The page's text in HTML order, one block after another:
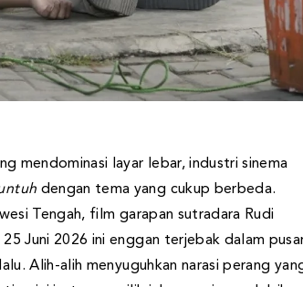
mendominasi layar lebar, industri sinema
dengan tema yang cukup berbeda.
Tengah, film garapan sutradara Rudi
Juni 2026 ini enggan terjebak dalam
Alih-alih menyuguhkan narasi perang